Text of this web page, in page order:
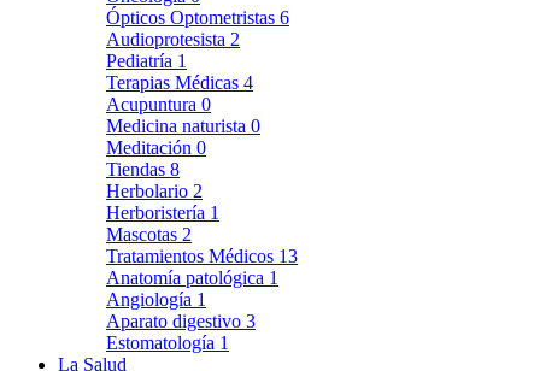
Ópticos Optometristas 6
Audioprotesista 2
Pediatría 1
Terapias Médicas 4
Acupuntura 0
Medicina naturista 0
Meditación 0
Tiendas 8
Herbolario 2
Herboristería 1
Mascotas 2
Tratamientos Médicos 13
Anatomía patológica 1
Angiología 1
Aparato digestivo 3
Estomatología 1
La Salud